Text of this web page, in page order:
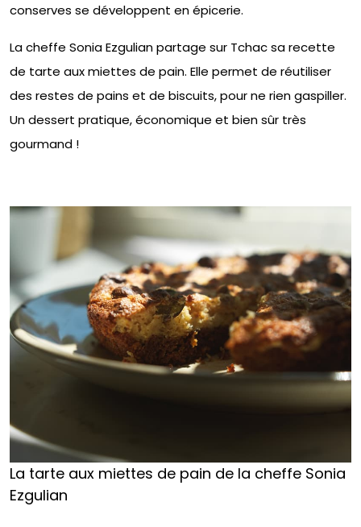
conserves se développent en épicerie.
La cheffe Sonia Ezgulian partage sur Tchac sa recette
de tarte aux miettes de pain. Elle permet de réutiliser
des restes de pains et de biscuits, pour ne rien gaspiller.
Un dessert pratique, économique et bien sûr très
gourmand !
La tarte aux miettes de pain de la cheffe Sonia
Ezgulian